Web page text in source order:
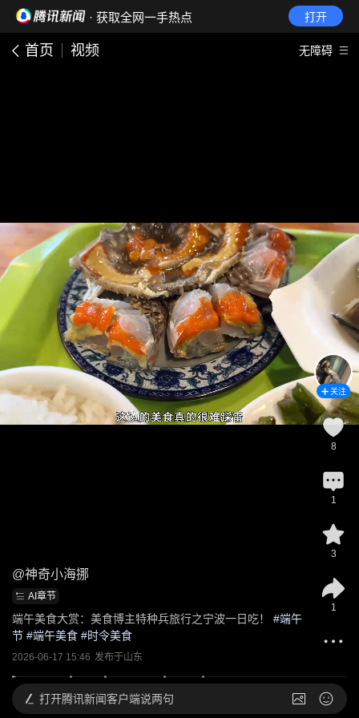
· 获取全网一手热点 打开
首页 视频 无障碍
@神奇小海挪
AI章节
端午美食大赏：美食博主特种兵旅行之宁波一日吃！ #端午
节 #端午美食 #时令美食
2026-06-17 15:46 发布于山东
关注
8
1
3
1
打开腾讯新闻客户端说两句